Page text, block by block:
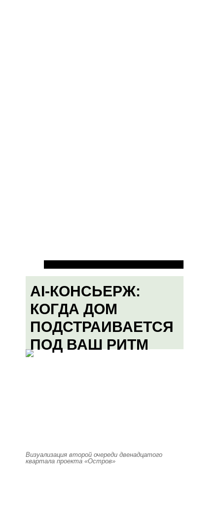
AI-КОНСЬЕРЖ:
КОГДА ДОМ
ПОДСТРАИВАЕТСЯ
ПОД ВАШ РИТМ
Визуализация второй очереди двенадцатого
квартала проекта «Остров»